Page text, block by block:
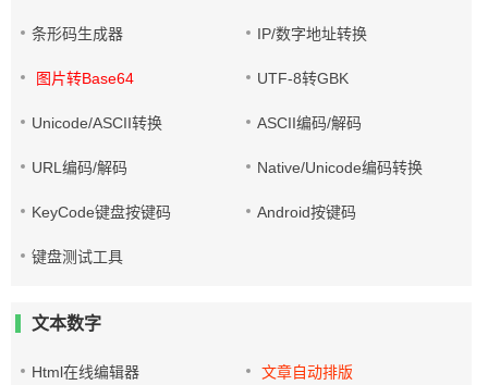
条形码生成器 IP/数字地址转换
图片转Base64 UTF-8转GBK
Unicode/ASCII转换 ASCII编码/解码
URL编码/解码 Native/Unicode编码转换
KeyCode键盘按键码 Android按键码
键盘测试工具
文本数字
Html在线编辑器 文章自动排版